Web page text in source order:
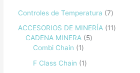
Controles de Temperatura
7
ACCESORIOS DE MINERÍA
11
CADENA MINERA
5
Combi Chain
1
F Class Chain
1